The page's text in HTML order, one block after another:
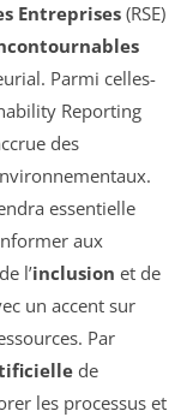
Entreprises (RSE)
Parmi celles-
Reporting
des
essentielle
aux
l’inclusion et de
un accent sur
Par
de
les processus et